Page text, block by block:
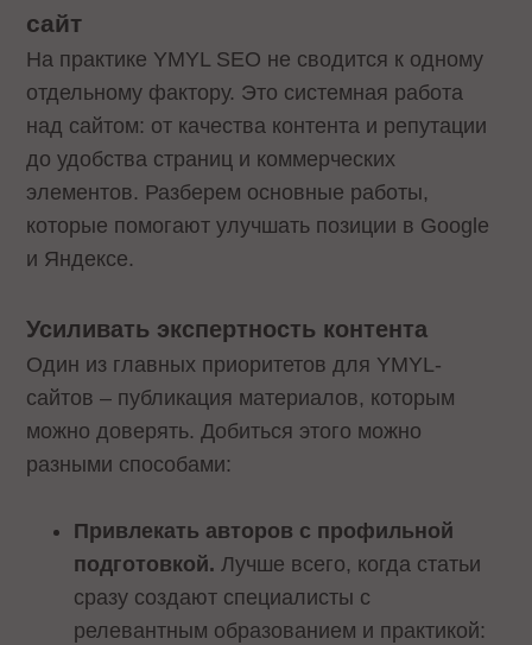
сайт
На практике YMYL SEO не сводится к одному
отдельному фактору. Это системная работа
над сайтом: от качества контента и репутации
до удобства страниц и коммерческих
элементов. Разберем основные работы,
которые помогают улучшать позиции в Google
и Яндексе.
Усиливать экспертность контента
Один из главных приоритетов для YMYL-
сайтов – публикация материалов, которым
можно доверять. Добиться этого можно
разными способами:
Привлекать авторов с профильной
подготовкой.Лучше всего, когда статьи
сразу создают специалисты с
релевантным образованием и практикой: